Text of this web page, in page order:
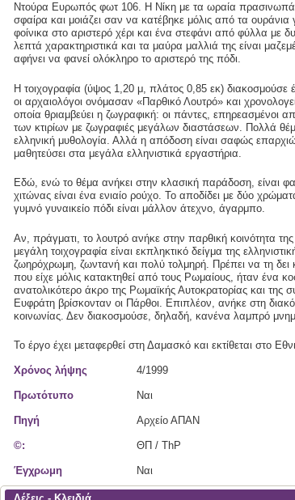
Ντούρα Ευρωπός φωτ 106. Η Νίκη με τα ωραία πρασινωπά
σφαίρα και μοιάζει σαν να κατέβηκε μόλις από τα
φοίνικα στο αριστερό χέρι και ένα στεφάνι από φύλλα με
λεπτά χαρακτηριστικά και τα μαύρα μαλλιά της είναι
αφήνει να φανεί ολόκληρο το αριστερό της πόδι.
Η τοιχογραφία (ύψος 1,20 μ, πλάτος 0,85 εκ)
οι αρχαιολόγοι ονόμασαν «Παρθικό Λουτρό» και
οποία θριαμβεύει η ζωγραφική: οι πάντες, επηρεασμένοι
των κτιρίων με ζωγραφιές μεγάλων διαστάσεων. Πολλά
ελληνική μυθολογία. Αλλά η απόδοση είναι σαφώς
μαθητεύσει στα μεγάλα ελληνιστικά εργαστήρια.
Εδώ, ενώ το θέμα ανήκει στην κλασική παράδοση, είναι
χιτώνας είναι ένα ενιαίο ρούχο. Το αποδίδει με δύο
γυμνό γυναικείο πόδι είναι μάλλον άτεχνο, άγαρμπο.
Αν, πράγματι, το λουτρό ανήκε στην παρθική κοινότητα
μεγάλη τοιχογραφία είναι εκπληκτικό δείγμα της
ζωηρόχρωμη, ζωντανή και πολύ τολμηρή. Πρέπει να τη
που είχε μόλις κατακτηθεί από τους Ρωμαίους, ήταν ένα
ανατολικότερο άκρο της Ρωμαϊκής Αυτοκρατορίας και
Ευφράτη βρίσκονταν οι Πάρθοι. Επιπλέον, ανήκε στη
κοινωνίας. Δεν διακοσμούσε, δηλαδή, κανένα λαμπρό
Το έργο έχει μεταφερθεί στη Δαμασκό και εκτίθεται στο
Χρόνος λήψης 4/1999
Πρωτότυπο Ναι
Πηγή Αρχείο ΑΠΑΝ
©: ΘΠ / ThP
Έγχρωμη Ναι